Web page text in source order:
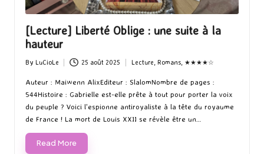
[Lecture] Liberté Oblige : une suite à la
hauteur
Posted
by
By LuCioLe 25 août 2025
in
Lecture, Romans, ★★★★☆
Auteur : Maiwenn AlixEditeur : SlalomNombre de pages :
544Histoire : Gabrielle est-elle prête à tout pour porter la voix
du peuple ? Voici l'espionne antiroyaliste à la tête du royaume
de France ! La mort de Louis XXII se révèle être un…
Read More